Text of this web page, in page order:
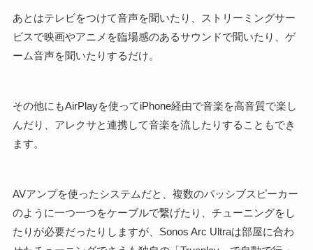
あとはテレビをつけて音声を聞いたり、ストリーミングサー
ビスで映画やアニメを臨場感のあるサウンドで聞いたり、ゲ
ーム音声を聞いたりするだけ。
その他にもAirPlayを使ってiPhone経由で音楽を高音質で楽し
んだり、アレクサと連携して音楽を流したりすることもでき
ます。
AVアンプを使ったシステムだと、複数のパッシブスピーカー
のように一つ一つをケーブルで繋げたり、チューニングをし
たりが必要だったりしますが、Sonos Arc Ultraは部屋に合わ